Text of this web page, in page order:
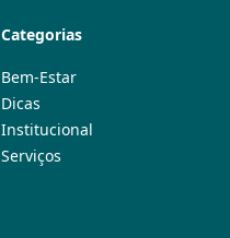
Categorias
Bem-Estar
Dicas
Institucional
Serviços